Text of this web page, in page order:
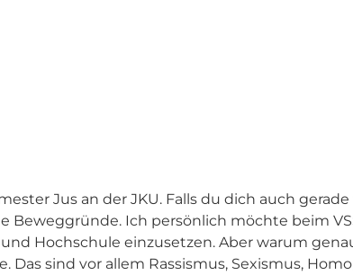
Jus an der JKU. Falls du dich auch gerade
Beweggründe. Ich persönlich möchte beim
Hochschule einzusetzen. Aber warum
sind vor allem Rassismus, Sexismus,